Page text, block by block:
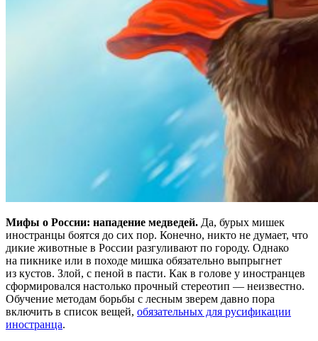
Мифы о России: нападение медведей. Да, бурых мишек
иностранцы боятся до сих пор. Конечно, никто не думает, что
дикие животные в России разгуливают по городу. Однако
на пикнике или в походе мишка обязательно выпрыгнет
из кустов. Злой, с пеной в пасти. Как в голове у иностранцев
сформировался настолько прочный стереотип — неизвестно.
Обучение методам борьбы с лесным зверем давно пора
включить в список вещей, обязательных для русификации
иностранца.